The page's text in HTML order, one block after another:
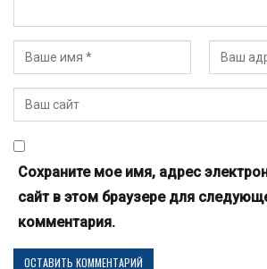
Сохраните мое имя, адрес
сайт в этом браузере для
комментария.